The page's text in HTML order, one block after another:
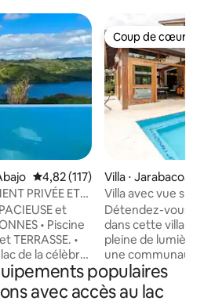
Évaluation moyenne sur la
4,82 (117)
PRIVÉE ET
DEet
• Piscine
TERRASSE. •
lac de la célèbre
+ 1
size + 2
• 4 salles de
Coup de cœur
Coup de cœur
Villa ⋅ Jarabacoa
Villa avec vue sur
chauffée
Détendez-vous
dans cette villa
pleine de lumière
une
imprenable sur la
à la rivière
communautaire,
populaires
avec accès au lac